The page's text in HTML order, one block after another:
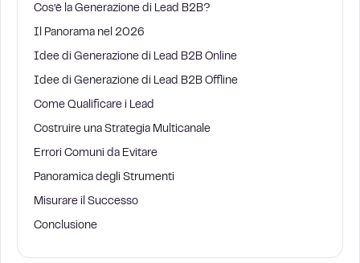
Cos’è la Generazione di Lead B2B?
Il Panorama nel 2026
Idee di Generazione di Lead B2B Online
Idee di Generazione di Lead B2B Offline
Come Qualificare i Lead
Costruire una Strategia Multicanale
Errori Comuni da Evitare
Panoramica degli Strumenti
Misurare il Successo
Conclusione